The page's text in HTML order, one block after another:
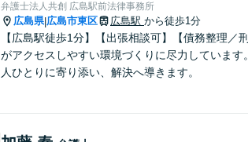
弁護士法人共創 広島駅前法律事務所
広島県|広島市東区 広島駅 から徒歩1分
【広島駅徒歩1分】【出張相談可】【債務整理
がアクセスしやすい環境づくりに尽力していま
人ひとりに寄り添い、解決へ導きます。